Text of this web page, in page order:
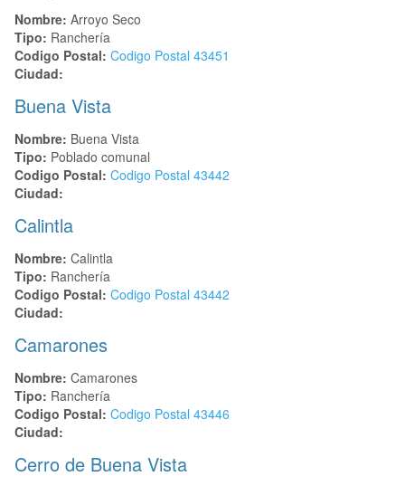
Nombre: Arroyo Seco
Tipo: Ranchería
Codigo Postal: Codigo Postal 43451
Ciudad:
Buena Vista
Nombre: Buena Vista
Tipo: Poblado comunal
Codigo Postal: Codigo Postal 43442
Ciudad:
Calintla
Nombre: Calintla
Tipo: Ranchería
Codigo Postal: Codigo Postal 43442
Ciudad:
Camarones
Nombre: Camarones
Tipo: Ranchería
Codigo Postal: Codigo Postal 43446
Ciudad:
Cerro de Buena Vista